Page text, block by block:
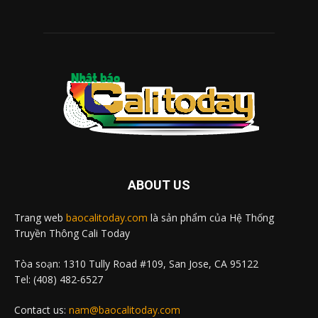
ABOUT US
Trang web baocalitoday.com là sản phẩm của Hệ Thống
Truyền Thông Cali Today
Tòa soạn: 1310 Tully Road #109, San Jose, CA 95122
Tel: (408) 482-6527
Contact us: nam@baocalitoday.com